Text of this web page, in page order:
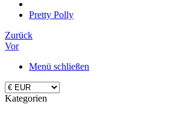
Pretty Polly
Zurück
Vor
Menü schließen
Kategorien